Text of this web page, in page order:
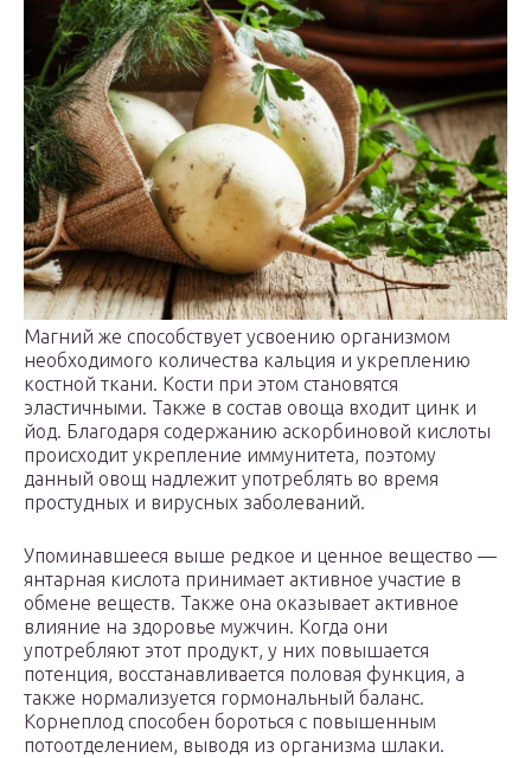
Магний же способствует усвоению организмом
необходимого количества кальция и укреплению
костной ткани. Кости при этом становятся
эластичными. Также в состав овоща входит цинк и
йод. Благодаря содержанию аскорбиновой кислоты
происходит укрепление иммунитета, поэтому
данный овощ надлежит употреблять во время
простудных и вирусных заболеваний.
Упоминавшееся выше редкое и ценное вещество —
янтарная кислота принимает активное участие в
обмене веществ. Также она оказывает активное
влияние на здоровье мужчин. Когда они
употребляют этот продукт, у них повышается
потенция, восстанавливается половая функция, а
также нормализуется гормональный баланс.
Корнеплод способен бороться с повышенным
потоотделением, выводя из организма шлаки.